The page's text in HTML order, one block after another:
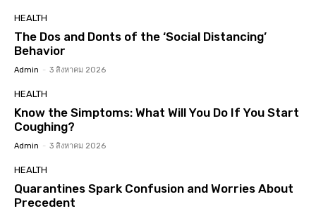
HEALTH
The Dos and Donts of the ‘Social Distancing’
Behavior
Admin - 3 สิงหาคม 2026
HEALTH
Know the Simptoms: What Will You Do If You Start
Coughing?
Admin - 3 สิงหาคม 2026
HEALTH
Quarantines Spark Confusion and Worries About
Precedent